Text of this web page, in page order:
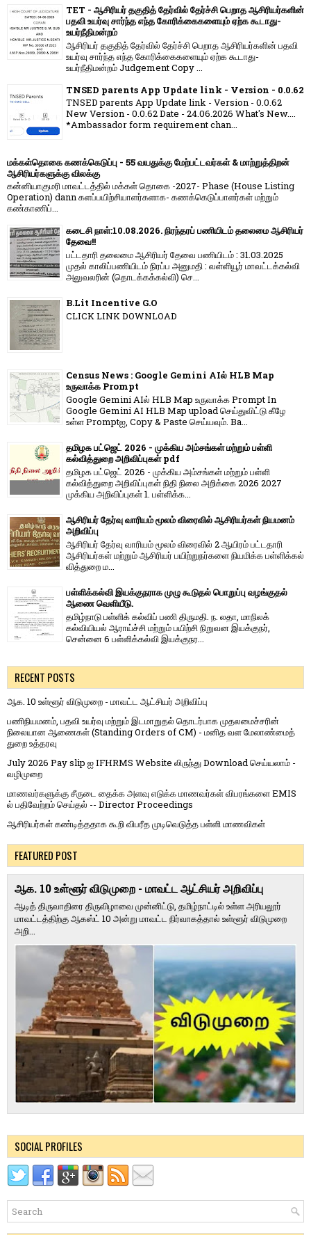
TET - ஆசிரியர் தகுதித் தேர்வில் தேர்ச்சி பெறாத ஆசிரியர்களின்
பதவி உயர்வு சார்ந்த எந்த கோரிக்கைகளையும் ஏற்க கூடாது-
உயர்நீதிமன்றம்
ஆசிரியர் தகுதித் தேர்வில் தேர்ச்சி பெறாத ஆசிரியர்களின் பதவி
உயர்வு சார்ந்த எந்த கோரிக்கைகளையும் ஏற்க கூடாது-
உயர்நீதிமன்றம் Judgement Copy ...
TNSED parents App Update link - Version - 0.0.62
TNSED parents App Update link - Version - 0.0.62
New Version - 0.0.62 Date - 24.06.2026 What's New....
*Ambassador form requirement chan...
மக்கள்தொகை கணக்கெடுப்பு - 55 வயதுக்கு மேற்பட்டவர்கள் & மாற்றுத்திறன்
ஆசிரியர்களுக்கு விலக்கு
கன்னியாகுமரி மாவட்டத்தில் மக்கள் தொகை -2027- Phase (House Listing
Operation) dann களப்பயிற்சியாளர்களாக- கணக்கெடுப்பாளர்கள் மற்றும்
கண்காணிப்...
கடைசி நாள்:10.08.2026. நிரந்தரப் பணியிடம் தலைமை ஆசிரியர்
தேவை!!
பட்டதாரி தலைமை ஆசிரியர் தேவை பணியிடம் : 31.03.2025
முதல் காலிப்பணியிடம் நிரப்ப அனுமதி : வள்ளியூர் மாவட்டக்கல்வி
அலுவலரின் (தொடக்கக்கல்வி) செ...
B.Lit Incentive G.O
CLICK LINK DOWNLOAD
Census News : Google Gemini AIல் HLB Map
உருவாக்க Prompt
Google Gemini AIல் HLB Map உருவாக்க Prompt In
Google Gemini AI HLB Map upload செய்துவிட்டு கீழே
உள்ள Promptஐ, Copy & Paste செய்யவும். Ba...
தமிழக பட்ஜெட் 2026 - முக்கிய அம்சங்கள் மற்றும் பள்ளி
கல்வித்துறை அறிவிப்புகள் pdf
தமிழக பட்ஜெட் 2026 - முக்கிய அம்சங்கள் மற்றும் பள்ளி
கல்வித்துறை அறிவிப்புகள் நிதி நிலை அறிக்கை 2026 2027
முக்கிய அறிவிப்புகள் 1. பள்ளிக்க...
ஆசிரியர் தேர்வு வாரியம் மூலம் விரைவில் ஆசிரியர்கள் நியமனம்
அறிவிப்பு
ஆசிரியர் தேர்வு வாரி​யம் மூலம் விரை​வில் 2 ஆயிரம் பட்​ட​தாரி
ஆசிரியர்​கள் மற்​றும் ஆசிரியர் பயிற்றுநர்​களை நியமிக்க பள்​ளிக்​கல்​
வித்​துறை ம...
பள்ளிக்கல்வி இயக்குநராக முழு கூடுதல் பொறுப்பு வழங்குதல்
ஆணை வெளியீடு.
தமிழ்நாடு பள்ளிக் கல்விப் பணி திருமதி. ந. லதா, மாநிலக்
கல்வியியல் ஆராய்ச்சி மற்றும் பயிற்சி நிறுவன இயக்குநர்,
சென்னை 6 பள்ளிக்கல்வி இயக்குநர...
RECENT POSTS
ஆக. 10 உள்ளூர் விடுமுறை - மாவட்ட ஆட்சியர் அறிவிப்பு
பணிநியமனம், பதவி உயர்வு மற்றும் இடமாறுதல் தொடர்பாக முதலமைச்சரின்
நிலையான ஆணைகள் (Standing Orders of CM) - மனித வள மேலாண்மைத்
துறை உத்தரவு
July 2026 Pay slip ஐ IFHRMS Website லிருந்து Download செய்யலாம் -
வழிமுறை
மாணவர்களுக்கு சீருடை தைக்க அளவு எடுக்க மாணவர்கள் விபரங்களை EMIS
ல் பதிவேற்றம் செய்தல் -- Director Proceedings
ஆசிரியர்கள் கண்டித்ததாக கூறி விபரீத முடிவெடுத்த பள்ளி மாணவிகள்
FEATURED POST
ஆக. 10 உள்ளூர் விடுமுறை - மாவட்ட ஆட்சியர் அறிவிப்பு
ஆடித் திருவாதிரை திருவிழாவை முன்னிட்டு, தமிழ்நாட்டில் உள்ள அரியலூர்
மாவட்டத்திற்கு ஆகஸ்ட் 10 அன்று மாவட்ட நிர்வாகத்தால் உள்ளூர் விடுமுறை
அறி...
SOCIAL PROFILES